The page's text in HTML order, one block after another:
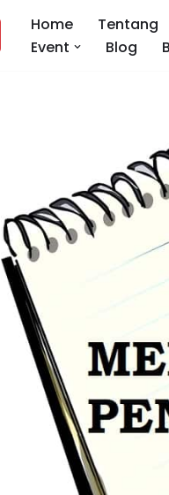
Home Tentang
Event
Blog